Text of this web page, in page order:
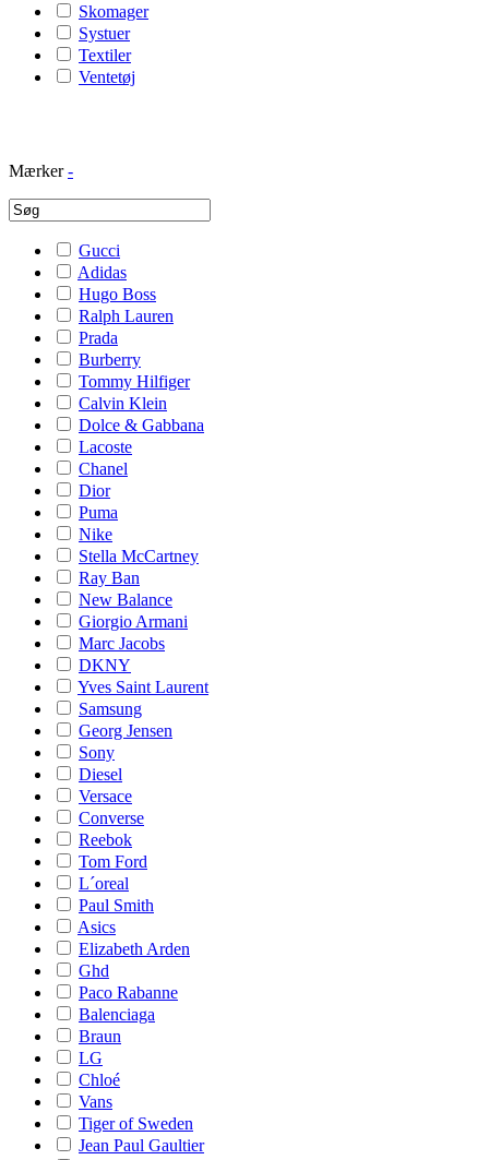
Skomager
Systuer
Textiler
Ventetøj
Mærker -
Gucci
Adidas
Hugo Boss
Ralph Lauren
Prada
Burberry
Tommy Hilfiger
Calvin Klein
Dolce & Gabbana
Lacoste
Chanel
Dior
Puma
Nike
Stella McCartney
Ray Ban
New Balance
Giorgio Armani
Marc Jacobs
DKNY
Yves Saint Laurent
Samsung
Georg Jensen
Sony
Diesel
Versace
Converse
Reebok
Tom Ford
L´oreal
Paul Smith
Asics
Elizabeth Arden
Ghd
Paco Rabanne
Balenciaga
Braun
LG
Chloé
Vans
Tiger of Sweden
Jean Paul Gaultier